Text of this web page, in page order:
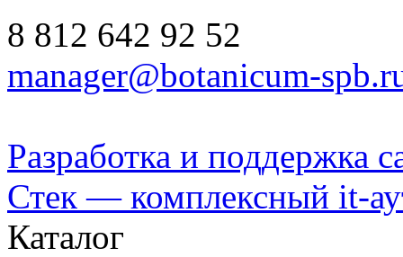
8 812 642 92 52
manager@botanicum-
Разработка и поддержка
Стек — комплексный it-
Каталог